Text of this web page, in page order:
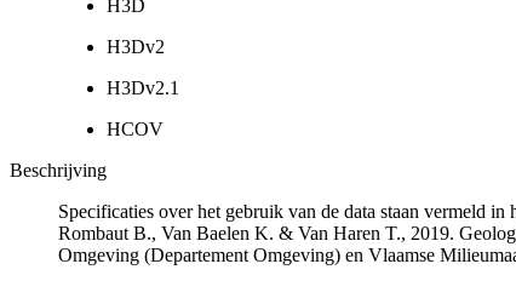
H3D
H3Dv2
H3Dv2.1
HCOV
Beschrijving
Specificaties over het gebruik van de data staan vermeld
Rombaut B., Van Baelen K. & Van Haren T., 2019.
Omgeving (Departement Omgeving) en Vlaamse